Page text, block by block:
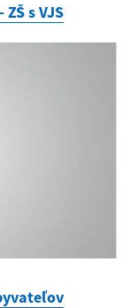
s VJS